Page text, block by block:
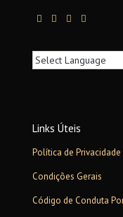
Links Úteis
Política de Privacidade
Condições Gerais
Código de Conduta